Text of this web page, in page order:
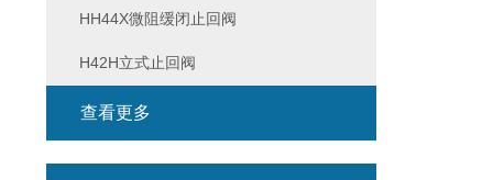
HH44X微阻缓闭止回阀
H42H立式止回阀
查看更多